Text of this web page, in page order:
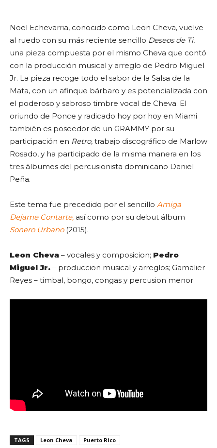
Noel Echevarria, conocido como Leon Cheva, vuelve
al ruedo con su más reciente sencillo Deseos de Ti,
una pieza compuesta por el mismo Cheva que contó
con la producción musical y arreglo de Pedro Miguel
Jr. La pieza recoge todo el sabor de la Salsa de la
Mata, con un afinque bárbaro y es potencializada con
el poderoso y sabroso timbre vocal de Cheva. El
oriundo de Ponce y radicado hoy por hoy en Miami
también es poseedor de un GRAMMY por su
participación en Retro, trabajo discográfico de Marlow
Rosado, y ha participado de la misma manera en los
tres álbumes del percusionista dominicano Daniel
Peña.
Este tema fue precedido por el sencillo Amiga
Dejame Contarte, así como por su debut álbum
Sonero Urbano(2015).
Leon Cheva – vocales y composicion; Pedro
Miguel Jr. – produccion musical y arreglos; Gamalier
Reyes – timbal, bongo, congas y percusion menor
TAGS Leon Cheva Puerto Rico